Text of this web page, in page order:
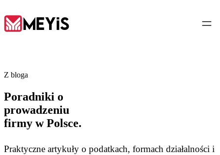
01Strona główna
02 O nas
Z bloga
Poradniki o
prowadzeniu
firmy w Polsce.
Praktyczne artykuły o podatkach, formach działalności i